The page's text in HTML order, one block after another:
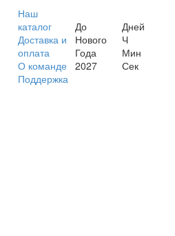
Наш
каталог
Доставка и
оплата
О команде
Поддержка
До
Нового
Года
2027
Дней
Ч
Мин
Сек